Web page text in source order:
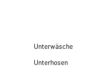
Unterwäsche
Unterhosen